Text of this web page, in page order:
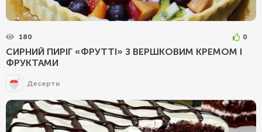
180 0
СИРНИЙ ПИРІГ «ФРУТТІ» З ВЕРШКОВИМ КРЕМОМ І
ФРУКТАМИ
Десерти